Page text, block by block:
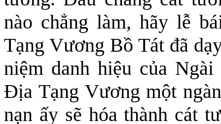
nào chẳng làm, hãy lễ
Tạng Vương Bồ Tát đã
niệm danh hiệu của
Địa Tạng Vương một
nạn ấy sẽ hóa thành cát